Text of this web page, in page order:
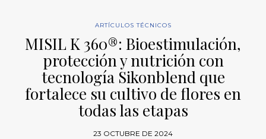
ARTÍCULOS TÉCNICOS
MISIL K 360®: Bioestimulación,
protección y nutrición con
tecnología Sikonblend que
fortalece su cultivo de flores en
todas las etapas
23 OCTUBRE DE 2024